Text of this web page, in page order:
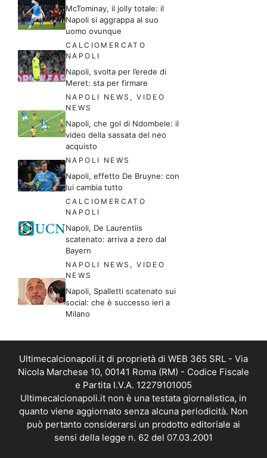
McTominay, il jolly totale: il
Napoli si aggrappa al suo
uomo ovunque
CALCIOMERCATO
NAPOLI
Napoli, svolta per l’erede di
Meret: sta per firmare
NAPOLI NEWS ,VIDEO
NEWS
Napoli, che gol di Ndombele: il
video della sassata del neo
acquisto
NAPOLI NEWS
Napoli, effetto De Bruyne: con
lui cambia tutto
CALCIOMERCATO
NAPOLI
Napoli, De Laurentiis
scatenato: arriva a zero dal
Bayern
NAPOLI NEWS ,VIDEO
NEWS
Napoli, Spalletti scatenato sui
social: che è successo ieri a
Milano
Ultimecalcionapoli.it di proprietà di WEB 365 SRL - Via
Nicola Marchese 10, 00141 Roma (RM) - Codice Fiscale
e Partita I.V.A. 12279101005
Ultimecalcionapoli.it non è una testata giornalistica, in
quanto viene aggiornato senza alcuna periodicità. Non
può pertanto considerarsi un prodotto editoriale ai
sensi della legge n. 62 del 07.03.2001